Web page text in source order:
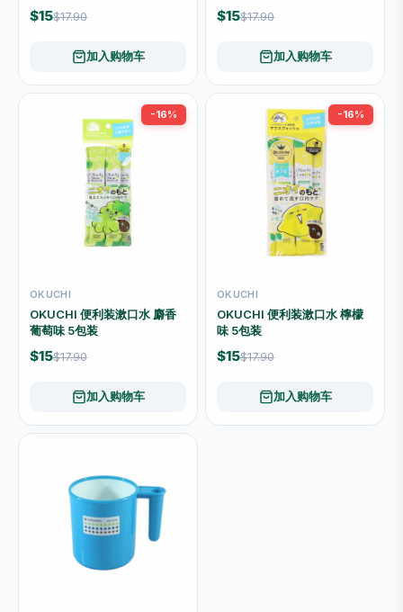
$15$17.90
加入购物车
$15$17.90
加入购物车
-16%
OKUCHI
OKUCHI 便利装漱口水 麝香
葡萄味 5包装
$15$17.90
加入购物车
-16%
OKUCHI
OKUCHI 便利装漱口水 檸檬
味 5包装
$15$17.90
加入购物车